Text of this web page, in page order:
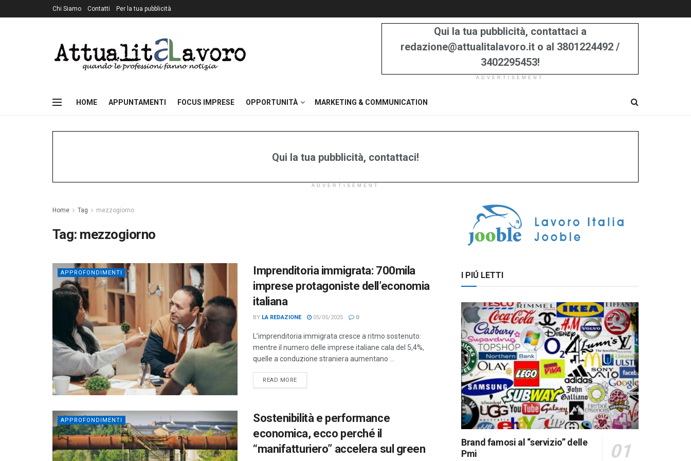
Chi Siamo Contatti Per la tua pubblicità
Qui la tua pubblicità, contattaci a
redazione@attualitalavoro.it o al 3801224492 /
3402295453!
ADVERTISEMENT
HOME APPUNTAMENTI FOCUS IMPRESE OPPORTUNITÀ MARKETING & COMMUNICATION
Qui la tua pubblicità, contattaci!
ADVERTISEMENT
Home Tag mezzogiorno
Tag: mezzogiorno
APPROFONDIMENTI
Imprenditoria immigrata: 700mila
imprese protagoniste dell’economia
italiana
BY LA REDAZIONE 05/05/2025 0
L’imprenditoria immigrata cresce a ritmo sostenuto:
mentre il numero delle imprese italiane cala del 5,4%,
quelle a conduzione straniera aumentano ...
READ MOREDETAILS
APPROFONDIMENTI
Sostenibilità e performance
economica, ecco perché il
“manifatturiero” accelera sul green
I PIÚ LETTI
Brand famosi al “servizio” delle
Pmi